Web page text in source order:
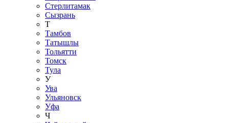
Стерлитамак
Сызрань
Т
Тамбов
Татышлы
Тольятти
Томск
Тула
У
Ува
Ульяновск
Уфа
Ч